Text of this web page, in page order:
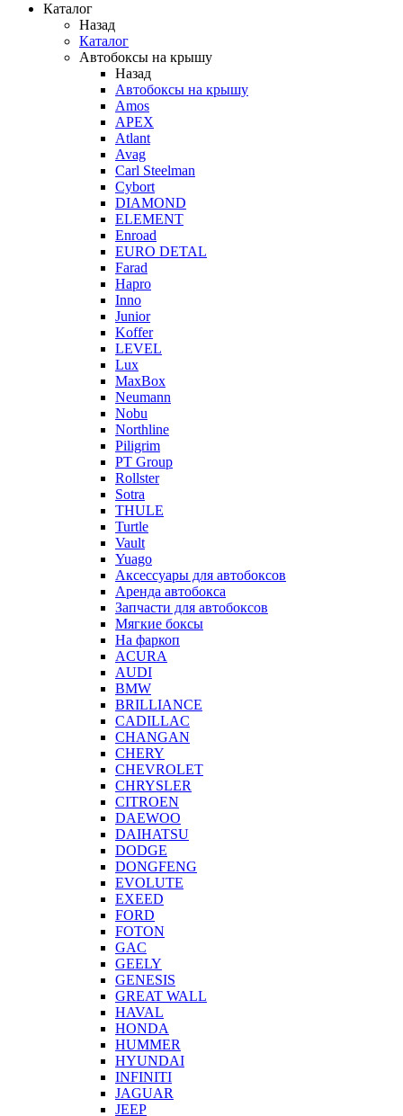
Каталог
Назад
Каталог
Автобоксы на крышу
Назад
Автобоксы на крышу
Amos
APEX
Atlant
Avag
Carl Steelman
Cybort
DIAMOND
ELEMENT
Enroad
EURO DETAL
Farad
Hapro
Inno
Junior
Koffer
LEVEL
Lux
MaxBox
Neumann
Nobu
Northline
Piligrim
PT Group
Rollster
Sotra
THULE
Turtle
Vault
Yuago
Аксессуары для автобоксов
Аренда автобокса
Запчасти для автобоксов
Мягкие боксы
На фаркоп
ACURA
AUDI
BMW
BRILLIANCE
CADILLAC
CHANGAN
CHERY
CHEVROLET
CHRYSLER
CITROEN
DAEWOO
DAIHATSU
DODGE
DONGFENG
EVOLUTE
EXEED
FORD
FOTON
GAC
GEELY
GENESIS
GREAT WALL
HAVAL
HONDA
HUMMER
HYUNDAI
INFINITI
JAGUAR
JEEP